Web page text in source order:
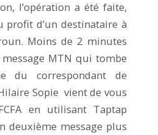
l’opération a été faite,
profit d’un destinataire à
Moins de 2 minutes
MTN qui tombe
du correspondant de
Sopie vient de vous
en utilisant Taptap
deuxième message plus